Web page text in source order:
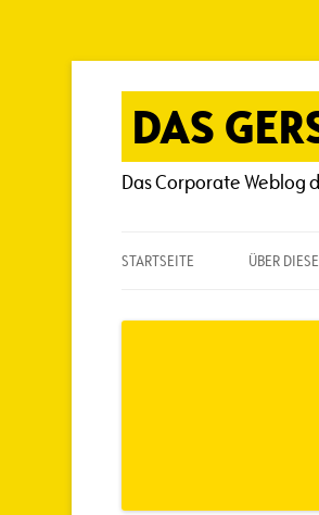
Zum
Inhalt
DAS
Das Corporate Weblog
STARTSEITE ÜBER